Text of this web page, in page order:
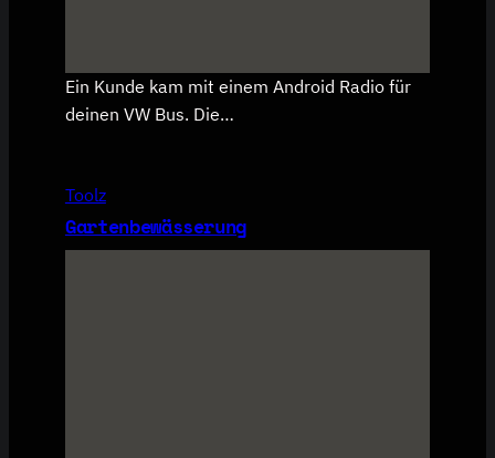
Ein Kunde kam mit einem Android Radio für
deinen VW Bus. Die…
Toolz
Gartenbewässerung